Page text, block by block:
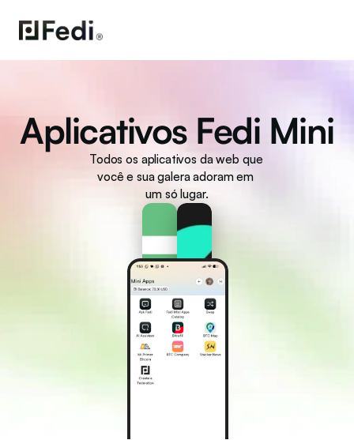
Aplicativos Fedi Mini
Todos os aplicativos da web que
você e sua galera adoram em
um só lugar.